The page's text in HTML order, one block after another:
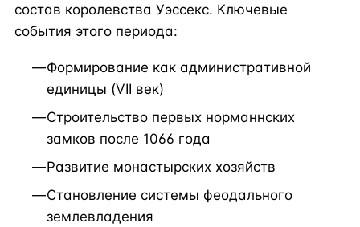
состав королевства Уэссекс. Ключевые
события этого периода:
Формирование как административной
единицы (VII век)
Строительство первых норманнских
замков после 1066 года
Развитие монастырских хозяйств
Становление системы феодального
землевладения